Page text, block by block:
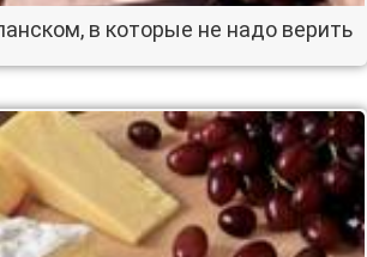
в которые не надо верить